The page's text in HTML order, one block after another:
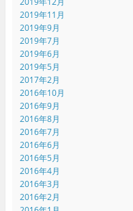
2019年11月
2019年9月
2019年7月
2019年6月
2019年5月
2017年2月
2016年10月
2016年9月
2016年8月
2016年7月
2016年6月
2016年5月
2016年4月
2016年3月
2016年2月